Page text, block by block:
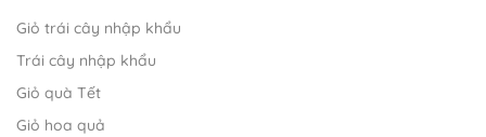
Giỏ trái cây nhập khẩu
Trái cây nhập khẩu
Giỏ quà Tết
Giỏ hoa quả